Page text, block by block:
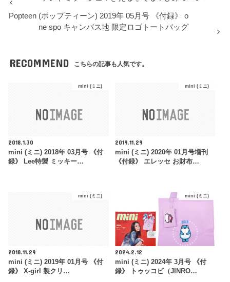
Popteen (ポップティーン) 2019年 05月号 《付録》 o
ne spo キャンバス地 限定ロゴトートバッグ
RECOMMEND こちらの記事も人気です。
mini (ミニ)
2018.1.30
mini (ミニ) 2018年 03月号 《付
録》 Lee特製 ミッキー…
mini (ミニ)
2019.11.29
mini (ミニ) 2020年 01月号増刊
《付録》 エレッセ お財布…
mini (ミニ)
2018.11.29
mini (ミニ) 2019年 01月号 《付
録》 X-girl 製クリ…
mini (ミニ)
2024.2.12
mini (ミニ) 2024年 3月号 《付
録》 トゥッコビ（JINRO…